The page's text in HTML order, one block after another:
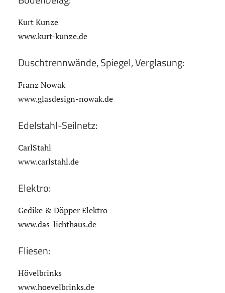
Kurt Kunze
www.kurt-kunze.de
Duschtrennwände, Spiegel, Verglasung:
Franz Nowak
www.glasdesign-nowak.de
Edelstahl-Seilnetz:
CarlStahl
www.carlstahl.de
Elektro:
Gedike & Döpper Elektro
www.das-lichthaus.de
Fliesen:
Hövelbrinks
www.hoevelbrinks.de